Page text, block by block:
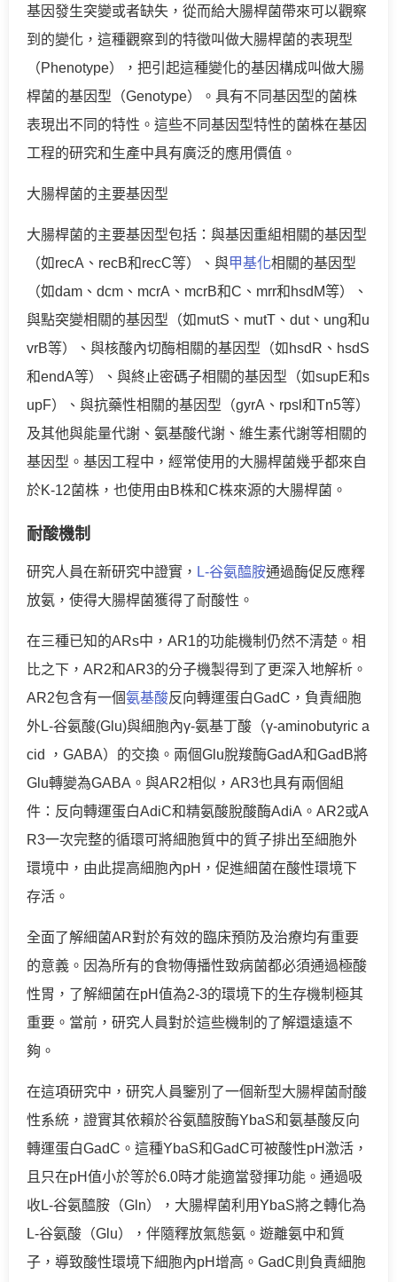
基因發生突變或者缺失，從而給大腸桿菌帶來可以觀察
到的變化，這種觀察到的特徵叫做大腸桿菌的表現型
（Phenotype），把引起這種變化的基因構成叫做大腸
桿菌的基因型（Genotype）。具有不同基因型的菌株
表現出不同的特性。這些不同基因型特性的菌株在基因
工程的研究和生產中具有廣泛的應用價值。
大腸桿菌的主要基因型
大腸桿菌的主要基因型包括：與基因重組相關的基因型
（如recA、recB和recC等）、與甲基化相關的基因型
（如dam、dcm、mcrA、mcrB和C、mrr和hsdM等）、
與點突變相關的基因型（如mutS、mutT、dut、ung和u
vrB等）、與核酸內切酶相關的基因型（如hsdR、hsdS
和endA等）、與終止密碼子相關的基因型（如supE和s
upF）、與抗藥性相關的基因型（gyrA、rpsl和Tn5等）
及其他與能量代謝、氨基酸代謝、維生素代謝等相關的
基因型。基因工程中，經常使用的大腸桿菌幾乎都來自
於K-12菌株，也使用由B株和C株來源的大腸桿菌。
耐酸機制
研究人員在新研究中證實， L-谷氨醯胺通過酶促反應釋
放氨，使得大腸桿菌獲得了耐酸性。
在三種已知的ARs中，AR1的功能機制仍然不清楚。相
比之下，AR2和AR3的分子機製得到了更深入地解析。
AR2包含有一個氨基酸反向轉運蛋白GadC，負責細胞
外L-谷氨酸(Glu)與細胞內γ-氨基丁酸（γ-aminobutyric a
cid ，GABA）的交換。兩個Glu脫羧酶GadA和GadB將
Glu轉變為GABA。與AR2相似，AR3也具有兩個組
件：反向轉運蛋白AdiC和精氨酸脫酸酶AdiA。AR2或A
R3一次完整的循環可將細胞質中的質子排出至細胞外
環境中，由此提高細胞內pH，促進細菌在酸性環境下
存活。
全面了解細菌AR對於有效的臨床預防及治療均有重要
的意義。因為所有的食物傳播性致病菌都必須通過極酸
性胃，了解細菌在pH值為2-3的環境下的生存機制極其
重要。當前，研究人員對於這些機制的了解還遠遠不
夠。
在這項研究中，研究人員鑒別了一個新型大腸桿菌耐酸
性系統，證實其依賴於谷氨醯胺酶YbaS和氨基酸反向
轉運蛋白GadC。這種YbaS和GadC可被酸性pH激活，
且只在pH值小於等於6.0時才能適當發揮功能。通過吸
收L-谷氨醯胺（Gln），大腸桿菌利用YbaS將之轉化為
L-谷氨酸（Glu），伴隨釋放氣態氨。遊離氨中和質
子，導致酸性環境下細胞內pH增高。GadC則負責細胞